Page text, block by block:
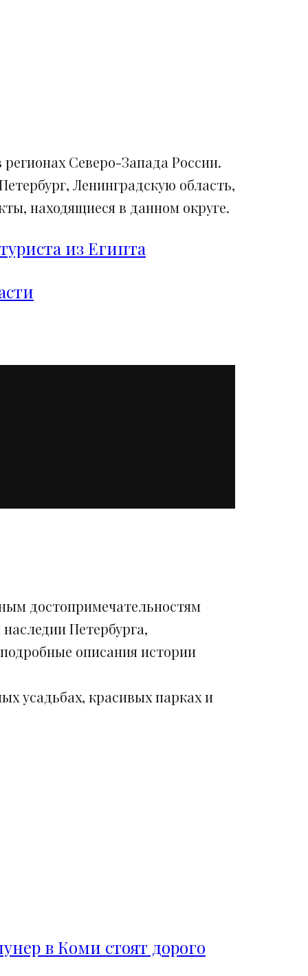
Северо-Запада России.
Ленинградскую область,
находящиеся в данном округе.
из Египта
достопримечательностям
Петербурга,
описания истории
усадьбах, красивых парках и
в Коми стоят дорого